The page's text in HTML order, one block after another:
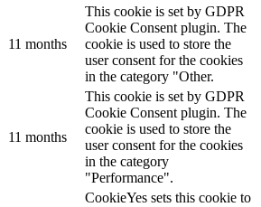
11 months
This cookie is set by GDPR
Cookie Consent plugin. The
cookie is used to store the
user consent for the cookies
in the category "Other.
11 months
This cookie is set by GDPR
Cookie Consent plugin. The
cookie is used to store the
user consent for the cookies
in the category
"Performance".
CookieYes sets this cookie to